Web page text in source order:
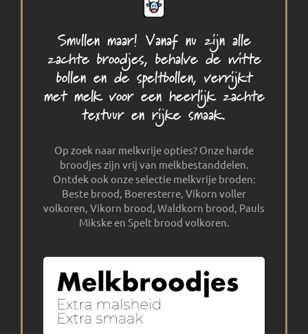
Smullen maar! Vanaf nu zijn alle
zachte broodjes, behalve de witte
bollen en de speltbollen, verrijkt
met melk voor een heerlijk zachte
textuur en rijke smaak.
Op zoek naar melkvrije opties? Onze harde
broodjes zijn vrij van melkbestanddelen.
Ontdek ook onze selectie melkvrije broden:
Beste brood, Boeresterre, Vikorn voller
volkoren, Vikorn brood, Waldkorn brood, Pauls
Mikske en Spelt brood volkoren.